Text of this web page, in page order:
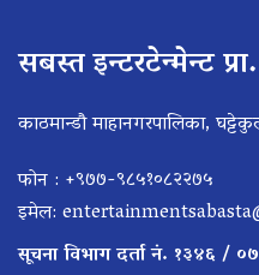
सबस्त इन्टरटेन्मेन्ट
काठमान्डौ माहानगरपालिका,
फोन : +९७७-९८५१०८२२७५
इमेल:
सूचना विभाग दर्ता नं. १३४६ /